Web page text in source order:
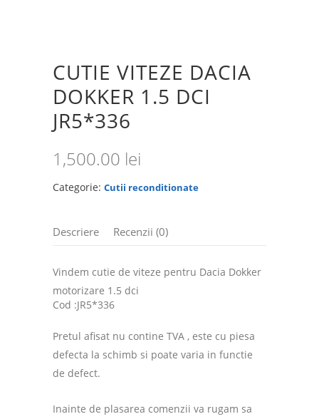
CUTIE VITEZE DACIA
DOKKER 1.5 DCI
JR5*336
1,500.00 lei
Categorie: Cutii reconditionate
Descriere Recenzii (0)
Vindem cutie de viteze pentru Dacia Dokker
motorizare 1.5 dci
Cod :JR5*336
Pretul afisat nu contine TVA , este cu piesa
defecta la schimb si poate varia in functie
de defect.
Inainte de plasarea comenzii va rugam sa